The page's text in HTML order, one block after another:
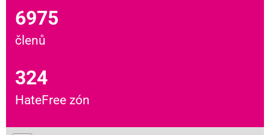
6975
členů
324
HateFree zón